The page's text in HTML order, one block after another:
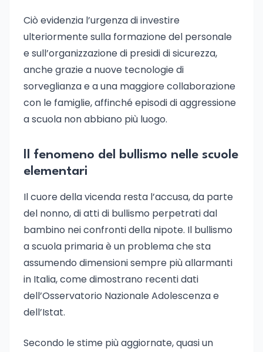
Ciò evidenzia l’urgenza di investire
ulteriormente sulla formazione del personale
e sull’organizzazione di presidi di sicurezza,
anche grazie a nuove tecnologie di
sorveglianza e a una maggiore collaborazione
con le famiglie, affinché episodi di aggressione
a scuola non abbiano più luogo.
Il fenomeno del bullismo nelle scuole
elementari
Il cuore della vicenda resta l’accusa, da parte
del nonno, di atti di bullismo perpetrati dal
bambino nei confronti della nipote. Il bullismo
a scuola primaria è un problema che sta
assumendo dimensioni sempre più allarmanti
in Italia, come dimostrano recenti dati
dell’Osservatorio Nazionale Adolescenza e
dell’Istat.
Secondo le stime più aggiornate, quasi un